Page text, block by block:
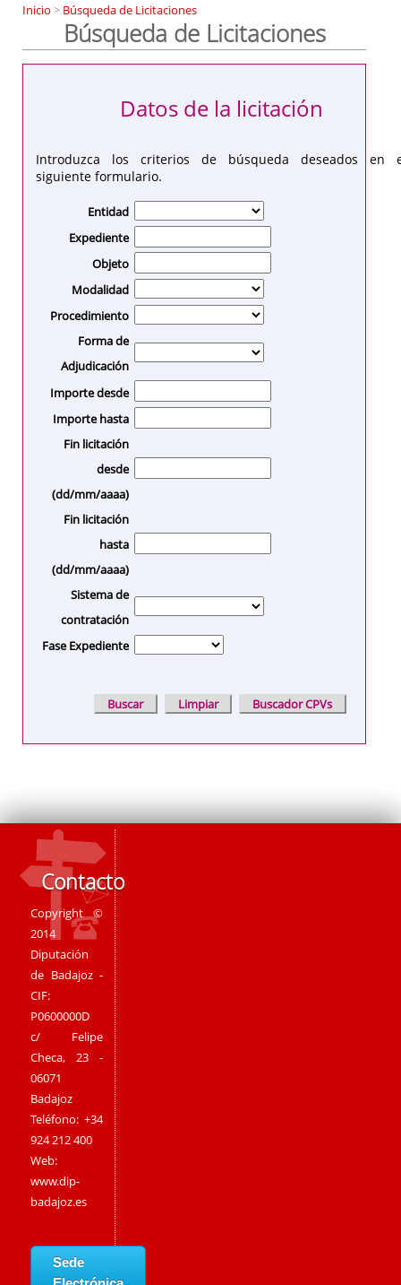
Inicio > Búsqueda de Licitaciones
Búsqueda de Licitaciones
Introduzca los criterios de búsqueda deseados en
siguiente formulario.
Datos de la licitación
Entidad
Expediente
Objeto
Modalidad
Procedimiento
Forma de
Adjudicación
Importe desde
Importe hasta
Fin licitación
desde
(dd/mm/aaaa)
Fin licitación
hasta
(dd/mm/aaaa)
Sistema de
contratación
Fase Expediente
Contacto
Copyright ©
2014
Diputación
de Badajoz -
CIF:
P0600000D
c/ Felipe
Checa, 23 -
06071
Badajoz
Teléfono: +34
924 212 400
Web:
www.dip-
badajoz.es
Sede